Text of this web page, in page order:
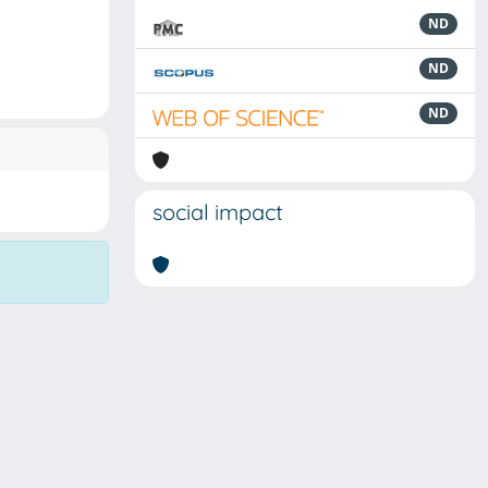
ND
ND
ND
social impact